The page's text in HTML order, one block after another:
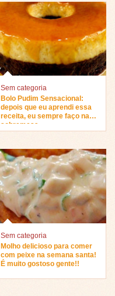
Sem categoria
Bolo Pudim Sensacional:
depois que eu aprendi essa
receita, eu sempre faço na
sobremesa…
Sem categoria
Molho delicioso para comer
com peixe na semana santa!
É muito gostoso gente!!